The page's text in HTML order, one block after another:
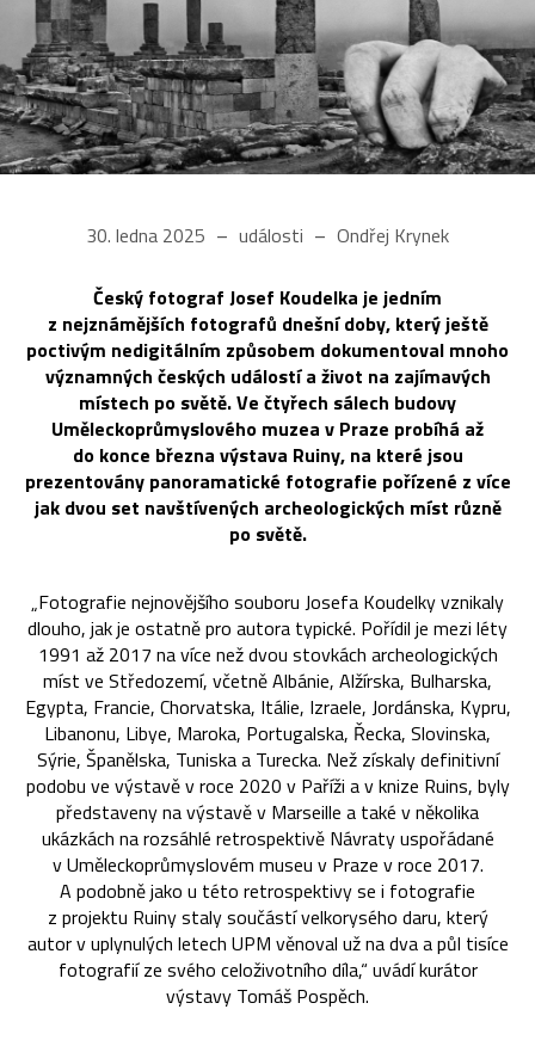
30. ledna 2025 události Ondřej Krynek
Český fotograf Josef Koudelka je jedním
z nejznámějších fotografů dnešní doby, který ještě
poctivým nedigitálním způsobem dokumentoval mnoho
významných českých událostí a život na zajímavých
místech po světě. Ve čtyřech sálech budovy
Uměleckoprůmyslového muzea v Praze probíhá až
do konce března výstava Ruiny, na které jsou
prezentovány panoramatické fotografie pořízené z více
jak dvou set navštívených archeologických míst různě
po světě.
„Fotografie nejnovějšího souboru Josefa Koudelky vznikaly
dlouho, jak je ostatně pro autora typické. Pořídil je mezi léty
1991 až 2017 na více než dvou stovkách archeologických
míst ve Středozemí, včetně Albánie, Alžírska, Bulharska,
Egypta, Francie, Chorvatska, Itálie, Izraele, Jordánska, Kypru,
Libanonu, Libye, Maroka, Portugalska, Řecka, Slovinska,
Sýrie, Španělska, Tuniska a Turecka. Než získaly definitivní
podobu ve výstavě v roce 2020 v Paříži a v knize Ruins, byly
představeny na výstavě v Marseille a také v několika
ukázkách na rozsáhlé retrospektivě Návraty uspořádané
v Uměleckoprůmyslovém museu v Praze v roce 2017.
A podobně jako u této retrospektivy se i fotografie
z projektu Ruiny staly součástí velkorysého daru, který
autor v uplynulých letech UPM věnoval už na dva a půl tisíce
fotografií ze svého celoživotního díla,“ uvádí kurátor
výstavy Tomáš Pospěch.